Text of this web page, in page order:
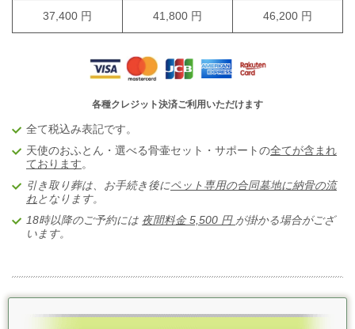
37,400 円 41,800 円 46,200 円
各種クレジット決済ご利用いただけます
全て税込み表記です。
天使のおふとん・選べる骨壷セット・サポートの全てが含まれ
ております。
引き取り葬は、お手続き後にペット専用の合同墓地に納骨の流
れとなります。
18時以降のご予約には 夜間料金 5,500 円 が掛かる場合がござ
います。